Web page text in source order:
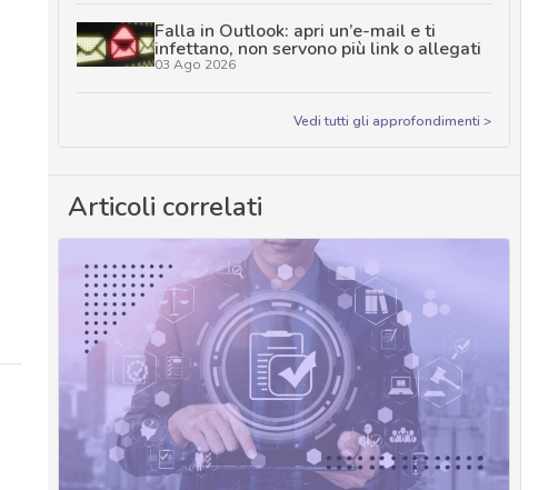
Falla in Outlook: apri un’e-mail e ti
infettano, non servono più link o allegati
03 Ago 2026
Vedi tutti gli approfondimenti >
Articoli correlati